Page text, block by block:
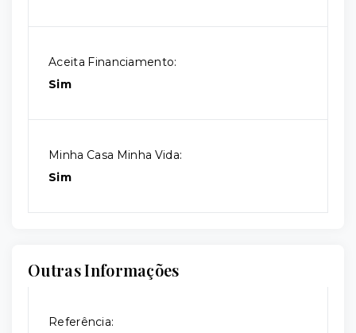
Aceita Financiamento:
Sim
Minha Casa Minha Vida:
Sim
Outras Informações
Referência: